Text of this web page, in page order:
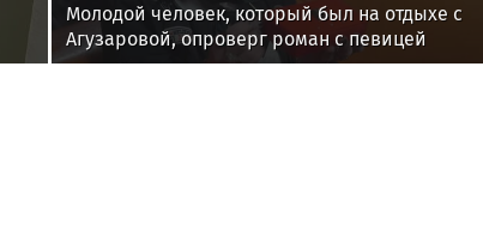
Молодой человек, который был на отдыхе с
Агузаровой, опроверг роман с певицей